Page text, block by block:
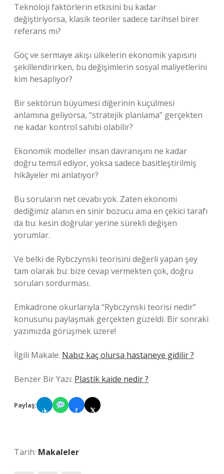
Teknoloji faktörlerin etkisini bu kadar
değiştiriyorsa, klasik teoriler sadece tarihsel birer
referans mı?
Göç ve sermaye akışı ülkelerin ekonomik yapısını
şekillendirirken, bu değişimlerin sosyal maliyetlerini
kim hesaplıyor?
Bir sektörün büyümesi diğerinin küçülmesi
anlamına geliyorsa, “stratejik planlama” gerçekten
ne kadar kontrol sahibi olabilir?
Ekonomik modeller insan davranışını ne kadar
doğru temsil ediyor, yoksa sadece basitleştirilmiş
hikâyeler mi anlatıyor?
Bu soruların net cevabı yok. Zaten ekonomi
dediğimiz alanın en sinir bozucu ama en çekici tarafı
da bu: kesin doğrular yerine sürekli değişen
yorumlar.
Ve belki de Rybczynski teorisini değerli yapan şey
tam olarak bu: bize cevap vermekten çok, doğru
soruları sordurması.
Emkadrone okurlarıyla “Rybczynski teorisi nedir”
konusunu paylaşmak gerçekten güzeldi. Bir sonraki
yazımızda görüşmek üzere!
İlgili Makale: Nabız kaç olursa hastaneye gidilir ?
Benzer Bir Yazı: Plastik kaide nedir ?
Paylaş:
✈ f 𝕏
Tarih: Makaleler